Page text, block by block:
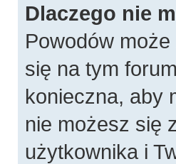
Dlaczego nie
Powodów
się na tym
konieczna, aby
nie możesz się
użytkownika i